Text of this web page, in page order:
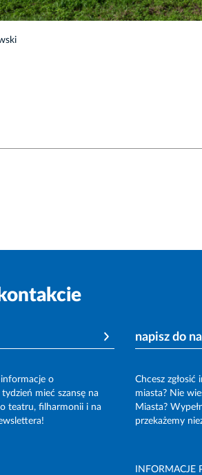
o
mieć szansę na
teatru, filharmonii i na
napisz do
Chcesz
miasta? Nie
Miasta?
przekażemy
INFORMACJE